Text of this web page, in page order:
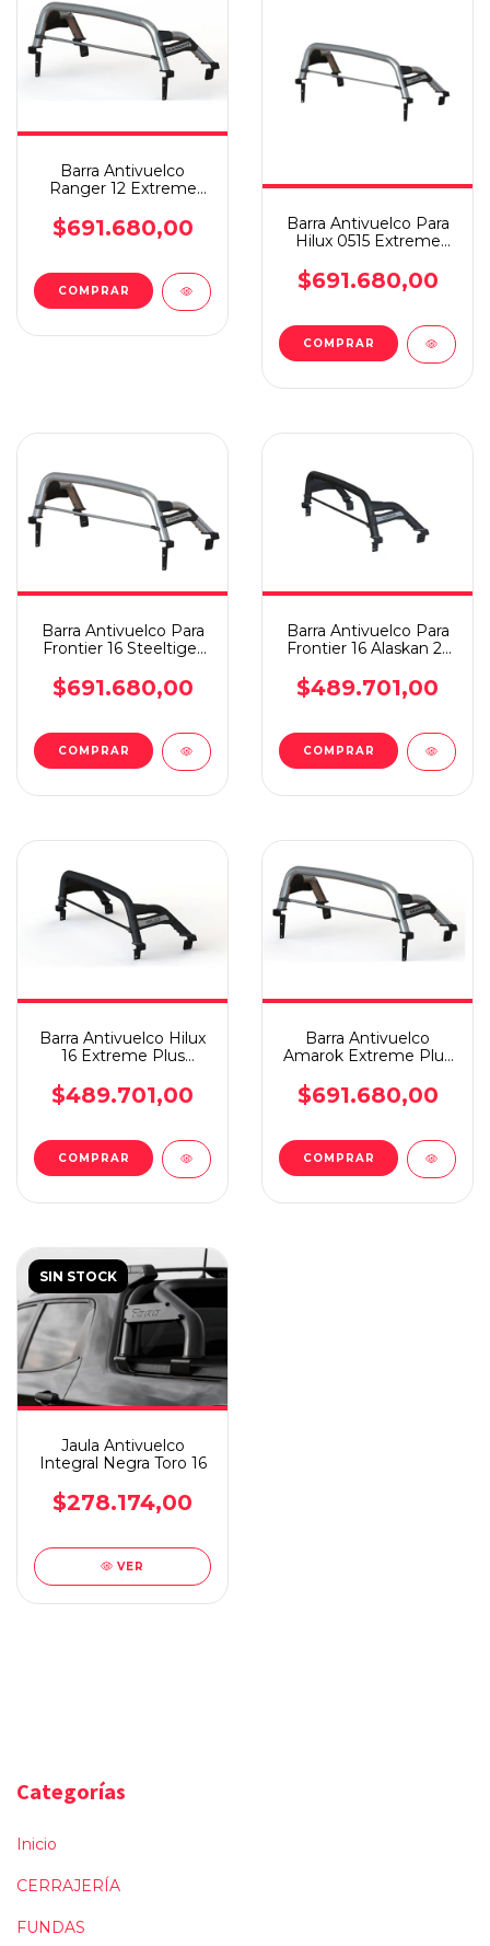
Barra Antivuelco
Ranger 12 Extreme
$691.680,00
Barra Antivuelco Para
Hilux 0515 Extreme
$691.680,00
Barra Antivuelco Para
Frontier 16 Steeltiger
$691.680,00
Barra Antivuelco Para
Frontier 16 Alaskan 21
$489.701,00
Barra Antivuelco Hilux
16 Extreme Plus
$489.701,00
Barra Antivuelco
Amarok Extreme Plus
$691.680,00
SIN STOCK
Jaula Antivuelco
Integral Negra Toro 16
$278.174,00
VER
Categorías
Inicio
CERRAJERÍA
FUNDAS